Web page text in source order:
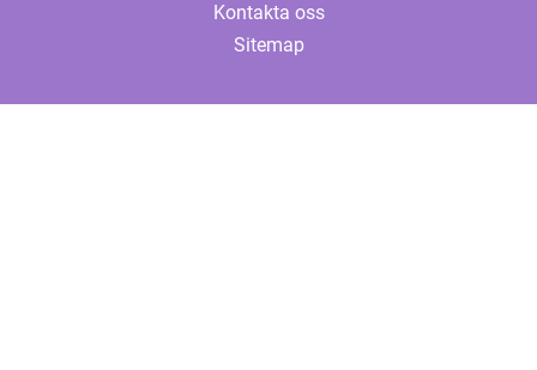
Kontakta oss
Sitemap